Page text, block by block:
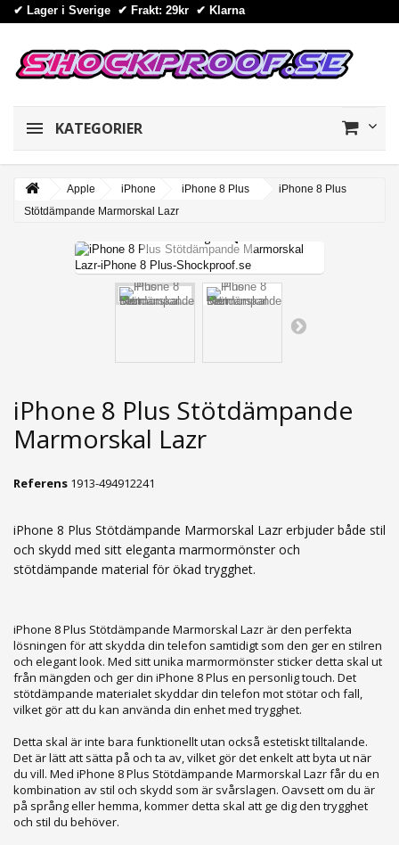
✔ Lager i Sverige ✔ Frakt: 29kr ✔ Klarna
KATEGORIER
Apple iPhone iPhone 8 Plus
iPhone 8 Plus
Stötdämpande Marmorskal Lazr
iPhone 8 Plus Stötdämpande
Marmorskal Lazr
Referens 1913-494912241
iPhone 8 Plus Stötdämpande Marmorskal Lazr erbjuder både stil
och skydd med sitt eleganta marmormönster och
stötdämpande material för ökad trygghet.
iPhone 8 Plus Stötdämpande Marmorskal Lazr är den perfekta
lösningen för att skydda din telefon samtidigt som den ger en stilren
och elegant look. Med sitt unika marmormönster sticker detta skal ut
från mängden och ger din iPhone 8 Plus en personlig touch. Det
stötdämpande materialet skyddar din telefon mot stötar och fall,
vilket gör att du kan använda din enhet med trygghet.
Detta skal är inte bara funktionellt utan också estetiskt tilltalande.
Det är lätt att sätta på och ta av, vilket gör det enkelt att byta ut när
du vill. Med iPhone 8 Plus Stötdämpande Marmorskal Lazr får du en
kombination av stil och skydd som är svårslagen. Oavsett om du är
på språng eller hemma, kommer detta skal att ge dig den trygghet
och stil du behöver.